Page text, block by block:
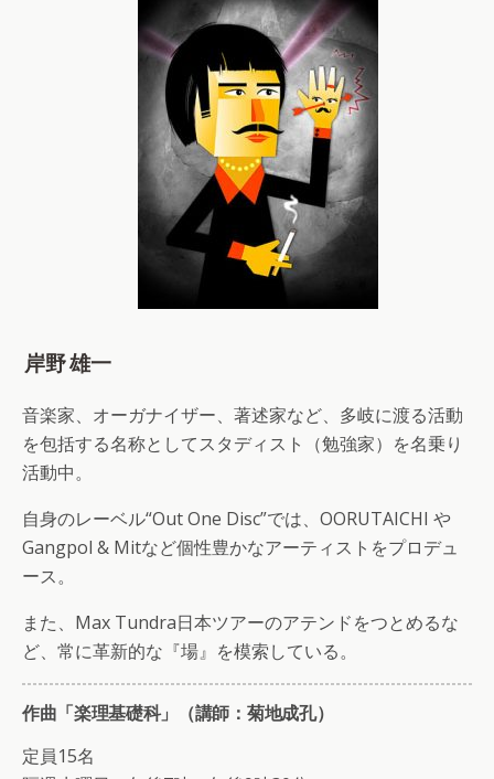
岸野 雄一
音楽家、オーガナイザー、著述家など、多岐に渡る活動
を包括する名称としてスタディスト（勉強家）を名乗り
活動中。
自身のレーベル“Out One Disc”では、OORUTAICHI や
Gangpol & Mitなど個性豊かなアーティストをプロデュ
ース。
また、Max Tundra日本ツアーのアテンドをつとめるな
ど、常に革新的な『場』を模索している。
作曲「楽理基礎科」（講師：菊地成孔）
定員15名